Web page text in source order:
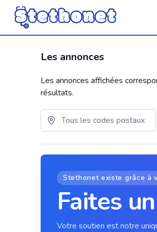
Les annonces
Les annonces affichées
résultats.
Stethonet existe grâce à
Faites
Votre soutien est notre